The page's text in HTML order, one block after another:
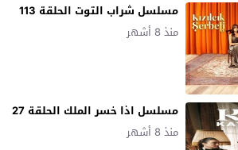
مسلسل شراب التوت الحلقة 113
منذ 8 أشهر
مسلسل اذا خسر الملك الحلقة 27
منذ 8 أشهر